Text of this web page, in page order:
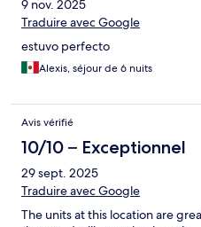
9 nov. 2025
Traduire avec Google
estuvo perfecto
Alexis, séjour de 6 nuits
Avis vérifié
10/10 – Exceptionnel
29 sept. 2025
Traduire avec Google
The units at this location are